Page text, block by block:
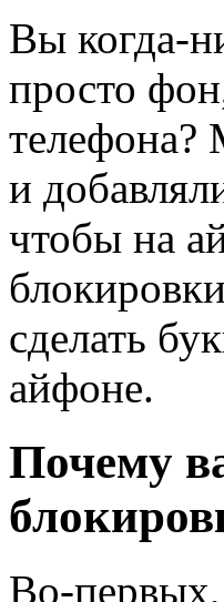
Вы когда-
просто
телефона?
и
чтобы на
сделать
айфоне.
Почему
Во-первых,